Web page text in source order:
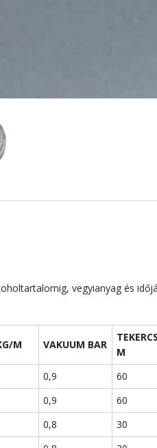
vegyianyag és
M VAKUUM BAR
M
0,9
60
0,9
60
0,8
30